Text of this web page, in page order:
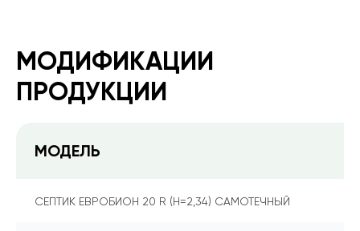
МОДИФИКАЦИИ
ПРОДУКЦИИ
МОДЕЛЬ
СЕПТИК ЕВРОБИОН 20 R (Н=2,34) САМОТЕЧНЫЙ